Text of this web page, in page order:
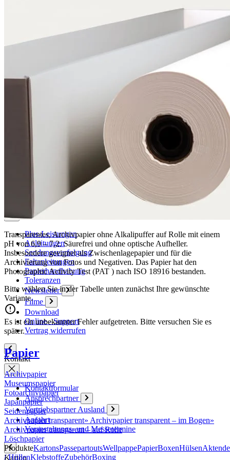
Zertifizierungen
Unternehmen
Aktuell
Karriere
Philosophie
Nachhaltigkeit
Firmenchronik
Auszeichnungen
Plus-Leistungen
Anleitungen
Sendungsverfolgung
Faltanleitungen
Papierhandhabung
Toleranzen
Newsletter
Filme
Download
Online - Support
Vertrag widerrufen
Kontakt
Kontaktformular
Ansprechpartner
Vertriebspartner Ausland
Anfahrt
Veranstaltungs- und Messetermine
Karton
Transparentes, Archivpapier ohne Alkalipuffer auf Rolle mit einem
pH von 6,9 – 7,2. Säurefrei und ohne optische Aufheller.
Insbesondere geeignet als Zwischenlagepapier und für die
Archivierung von Fotos und Negativen. Das Papier hat den
Photographic Activity Test (PAT ) nach ISO 18916 bestanden.
Bitte wählen Sie in der Tabelle unten zunächst Ihre gewünschte
Variante.
Es ist ein unbekannter Fehler aufgetreten. Bitte versuchen Sie es
später.
Papier
Archivpapier
Museumspapier
Fotoarchivpapier
Japanpapier
Seidenpapier
Archivpapier transparent» Archivpapier transparent – im Bogen»
Archivpapier transparent – auf Rolle
Löschpapier
ProdukteKartonsPassepartoutsWellpappePapierBoxenHülsen
/ HüllenKlebstoffeZubehörBoxing